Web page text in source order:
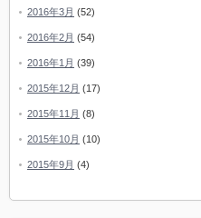
2016年3月 (52)
2016年2月 (54)
2016年1月 (39)
2015年12月 (17)
2015年11月 (8)
2015年10月 (10)
2015年9月 (4)